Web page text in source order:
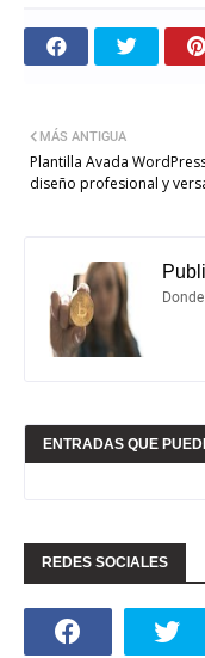
MÁS ANTIGUA
Plantilla Avada
diseño profesional y
ENTRADAS QUE
REDES SOCIALES